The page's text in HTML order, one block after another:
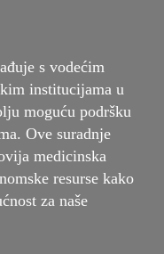
s vodećim
institucijama u
moguću podršku
Ove suradnje
medicinska
resurse kako
za naše